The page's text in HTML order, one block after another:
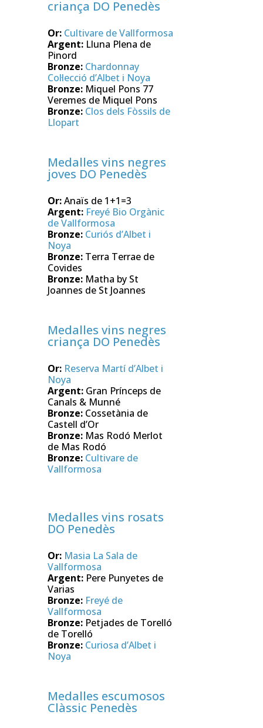
criança DO Penedès
Or: Cultivare de Vallformosa
Argent:Lluna Plena de
Pinord
Bronze: Chardonnay
Col·lecció d’Albet i Noya
Bronze:Miquel Pons 77
Veremes de Miquel Pons
Bronze: Clos dels Fòssils de
Llopart
Medalles vins negres
joves DO Penedès
Or:Anaïs de 1+1=3
Argent: Freyé Bio Orgànic
de Vallformosa
Bronze: Curiós d’Albet i
Noya
Bronze:Terra Terrae de
Covides
Bronze:Matha by St
Joannes de St Joannes
Medalles vins negres
criança DO Penedès
Or: Reserva Martí d’Albet i
Noya
Argent:Gran Prínceps de
Canals & Munné
Bronze: Cossetània de
Castell d’Or
Bronze:Mas Rodó Merlot
de Mas Rodó
Bronze: Cultivare de
Vallformosa
Medalles vins rosats
DO Penedès
Or: Masia La Sala de
Vallformosa
Argent:Pere Punyetes de
Varias
Bronze: Freyé de
Vallformosa
Bronze:Petjades de Torelló
de Torelló
Bronze: Curiosa d’Albet i
Noya
Medalles escumosos
Clàssic Penedès